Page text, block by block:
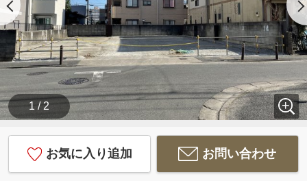
1 / 2
お気に入り追加 お問い合わせ